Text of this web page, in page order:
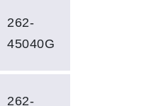
262-
45040G
262-